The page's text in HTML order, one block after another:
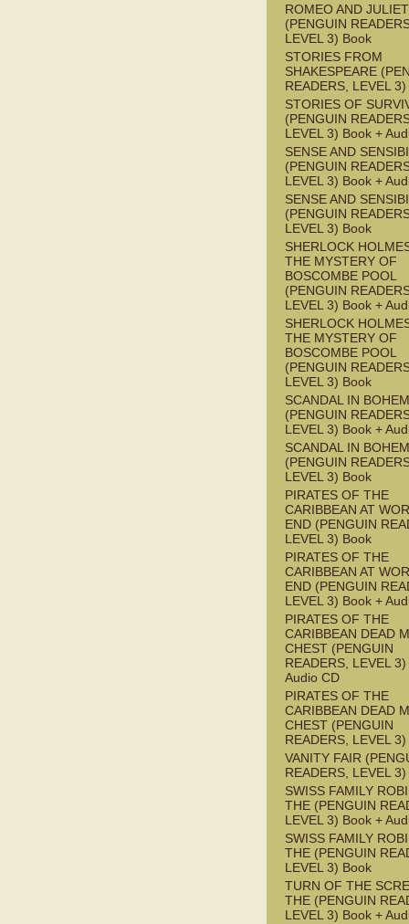
ROMEO AND JULIET
(PENGUIN
LEVEL 3) Book
STORIES FROM
SHAKESPEARE
READERS, LEVEL
STORIES OF
(PENGUIN
LEVEL 3) Book +
SENSE AND
(PENGUIN
LEVEL 3) Book +
SENSE AND
(PENGUIN
LEVEL 3) Book
SHERLOCK
THE MYSTERY OF
BOSCOMBE POOL
(PENGUIN
LEVEL 3) Book +
SHERLOCK
THE MYSTERY OF
BOSCOMBE POOL
(PENGUIN
LEVEL 3) Book
SCANDAL IN
(PENGUIN
LEVEL 3) Book +
SCANDAL IN
(PENGUIN
LEVEL 3) Book
PIRATES OF THE
CARIBBEAN AT
END (PENGUIN
LEVEL 3) Book
PIRATES OF THE
CARIBBEAN AT
END (PENGUIN
LEVEL 3) Book +
PIRATES OF THE
CARIBBEAN DEAD
CHEST (PENGUIN
READERS, LEVEL
Audio CD
PIRATES OF THE
CARIBBEAN DEAD
CHEST (PENGUIN
READERS, LEVEL
VANITY FAIR
READERS, LEVEL
SWISS FAMILY
THE (PENGUIN
LEVEL 3) Book +
SWISS FAMILY
THE (PENGUIN
LEVEL 3) Book
TURN OF THE
THE (PENGUIN
LEVEL 3) Book +